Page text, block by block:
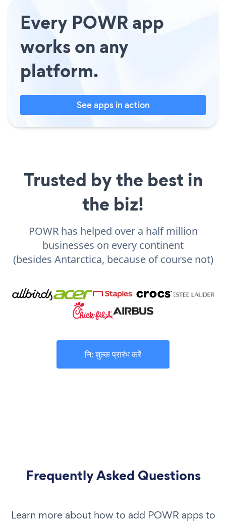
Every POWR app
works on any
platform.
See apps in action
Trusted by the best in
the biz!
POWR has helped over a half million
businesses on every continent
(besides Antarctica, because of course not)
नि: शुल्क प्रारंभ करें
Frequently Asked Questions
Learn more about how to add POWR apps to